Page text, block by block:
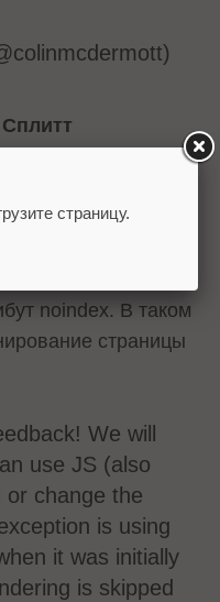
фидбек и
можно
и изменения
noindex. В таком
страницы
We will
use JS (also
change the
is using
it was initially
is skipped
страницу.